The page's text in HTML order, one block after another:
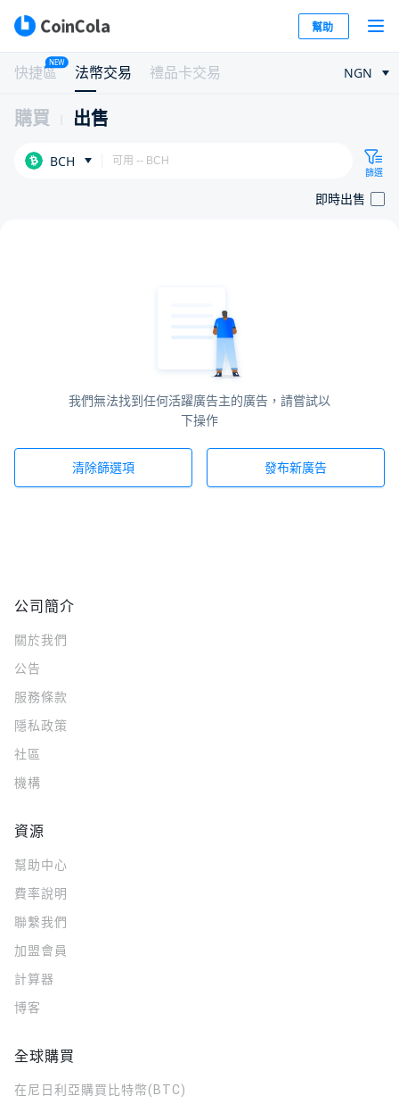
幫助
快捷區
NEW
法幣交易 禮品卡交易 NGN
購買 出售
BCH
篩選
即時出售
我們無法找到任何活躍廣告主的廣告，請嘗試以
下操作
清除篩選項 發布新廣告
公司簡介
關於我們
公告
服務條款
隱私政策
社區
機構
資源
幫助中心
費率說明
聯繫我們
加盟會員
計算器
博客
全球購買
在尼日利亞購買比特幣(BTC)